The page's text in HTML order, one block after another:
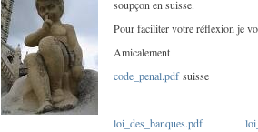
soupçon en suisse.
Pour faciliter votre réflexion je
Amicalement .
code_penal.pdfsuisse
loi_des_banques.pdf